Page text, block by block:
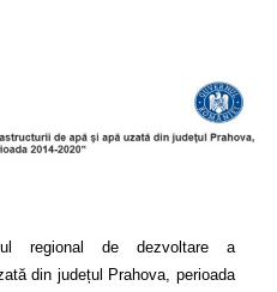
regional de dezvoltare a
din județul Prahova, perioada